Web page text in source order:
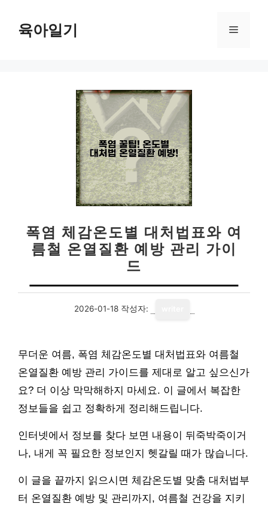
육아일기 메
폭염 체감온도별 대처법표와 여
름철 온열질환 예방 관리 가이
드
2026-01-18 작성자:
무더운 여름, 폭염 체감온도별 대처법표와 여름철
온열질환 예방 관리 가이드를 제대로 알고 싶으신가
요? 더 이상 막막해하지 마세요. 이 글에서 복잡한
정보들을 쉽고 정확하게 정리해드립니다.
인터넷에서 정보를 찾다 보면 내용이 뒤죽박죽이거
나, 내게 꼭 필요한 정보인지 헷갈릴 때가 많습니다.
이 글을 끝까지 읽으시면 체감온도별 맞춤 대처법부
터 온열질환 예방 및 관리까지, 여름철 건강을 지키